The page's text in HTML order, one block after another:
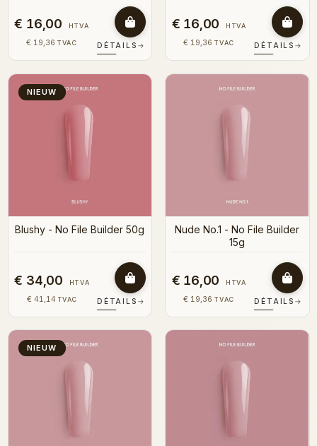
€ 16,00 HTVA
€ 19,36 TVAC DÉTAILS →
€ 16,00 HTVA
€ 19,36 TVAC DÉTAILS →
NIEUW
Blushy - No File Builder 50g
€ 34,00 HTVA
€ 41,14 TVAC DÉTAILS →
Nude No.1 - No File Builder
15g
€ 16,00 HTVA
€ 19,36 TVAC DÉTAILS →
NIEUW